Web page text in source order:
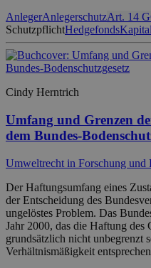
AnlegerAnlegerschutzArt. 14
SchutzpflichtHedgefonds
Cindy Herntrich
Umfang und Grenzen
dem Bundes-
Umweltrecht in Forschung und
Der Haftungsumfang eines
der Entscheidung des
ungelöstes Problem. Das
Jahr 2000, das die Haftung des
grundsätzlich nicht unbegrenzt
Verhältnismäßigkeit